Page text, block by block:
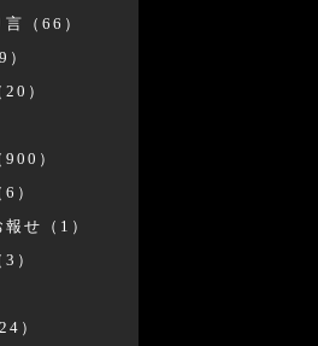
（66）
）
）
）
せ（1）
）
）